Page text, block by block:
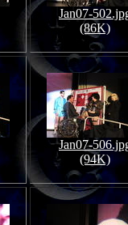
Jan07-
(86K)
Jan07-
(94K)